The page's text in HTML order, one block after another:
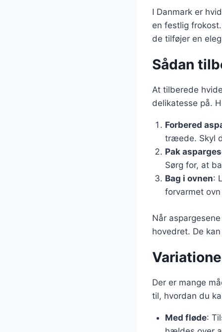
I Danmark er
en festlig
de tilføjer en
Sådan
At tilberede
delikatesse på.
Forbered
træede. Skyl
Pak
Sørg for, at
Bag i ovnen:
forvarmet
Når
hovedret. De
Der er mange
til, hvordan du
Med fløde: